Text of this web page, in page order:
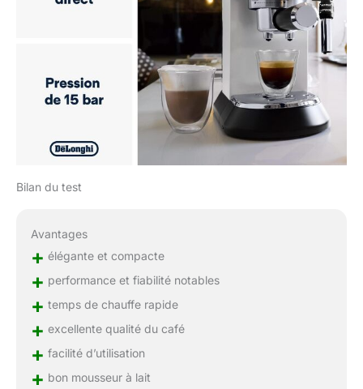
Bilan du test
Avantages
+ élégante et compacte
+ performance et fiabilité notables
+ temps de chauffe rapide
+ excellente qualité du café
+ facilité d’utilisation
+ bon mousseur à lait